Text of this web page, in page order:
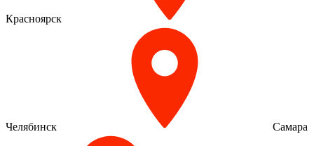
Красноярск
Челябинск Самара